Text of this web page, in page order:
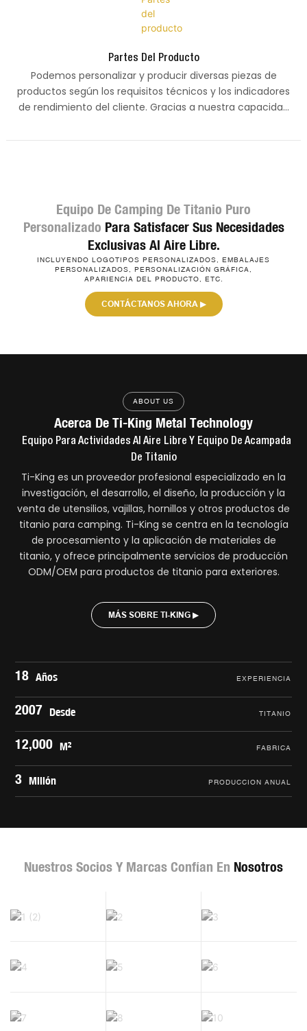
Partes Del Producto
Podemos personalizar y producir diversas piezas de
productos según los requisitos técnicos y los indicadores
de rendimiento del cliente. Gracias a nuestra capacidad
soluciones de personalización fiables.
Equipo De Camping De Titanio Puro
Personalizado Para Satisfacer Sus Necesidades
Exclusivas Al Aire Libre.
INCLUYENDO LOGOTIPOS PERSONALIZADOS, EMBALAJES
PERSONALIZADOS, PERSONALIZACIÓN GRÁFICA,
APARIENCIA DEL PRODUCTO, ETC.
CONTÁCTANOS AHORA ▶
ABOUT US
Acerca De Ti-King Metal Technology
Equipo Para Actividades Al Aire Libre Y Equipo De Acampada
De Titanio
Ti-King es un proveedor profesional especializado en la
investigación, el desarrollo, el diseño, la producción y la
venta de utensilios, vajillas, hornillos y otros productos de
titanio para camping. Ti-King se centra en la tecnología
de procesamiento y la aplicación de materiales de
titanio, y ofrece principalmente servicios de producción
ODM/OEM para productos de titanio para exteriores.
MÁS SOBRE TI-KING ▶
18 Años EXPERIENCIA
2007 Desde TITANIO
12,000 M² FÁBRICA
3 Millón PRODUCCIÓN ANUAL
Nuestros Socios Y Marcas Confían En Nosotros